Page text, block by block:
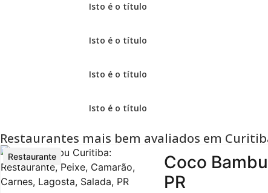
Isto é o título
Isto é o título
Isto é o título
Isto é o título
Restaurantes mais bem avaliados em
Coco
PR
Restaurante